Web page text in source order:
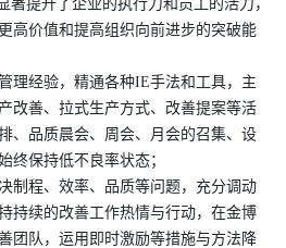
著提升了企业的执行力和员工的活力，
高价值和提高组织向前进步的突破能
理经验，精通各种IE手法和工具，主
改善、拉式生产方式、改善提案等活
、品质晨会、周会、月会的召集、设
终保持低不良率状态；
制程、效率、品质等问题，充分调动
持续的改善工作热情与行动，在金博
团队，运用即时激励等措施与方法降